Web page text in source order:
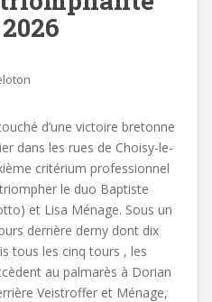
d’une victoire bretonne
dans les rues de Choisy-le-
critérium professionnel
le duo Baptiste
et Lisa Ménage. Sous un
derrière derny dont dix
tous les cinq tours , les
au palmarès à Dorian
Veistroffer et Ménage,